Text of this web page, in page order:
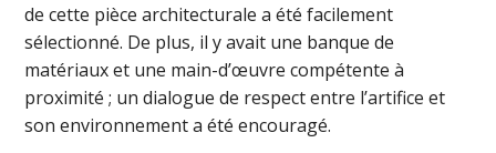
de cette pièce architecturale a été facilement
sélectionné. De plus, il y avait une banque de
matériaux et une main-d’œuvre compétente à
proximité ; un dialogue de respect entre l’artifice et
son environnement a été encouragé.